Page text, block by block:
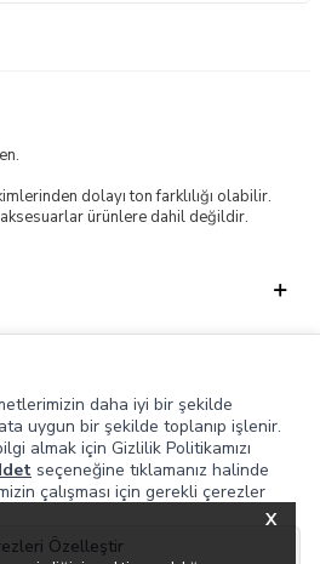
X
dolayı ton farklılığı olabilir.
ürünlere dahil değildir.
daha iyi bir şekilde
uygun bir şekilde toplanıp işlenir.
almak için Gizlilik Politikamızı
seçeneğine tıklamanız halinde
çalışması için gerekli çerezler
Özelleştir